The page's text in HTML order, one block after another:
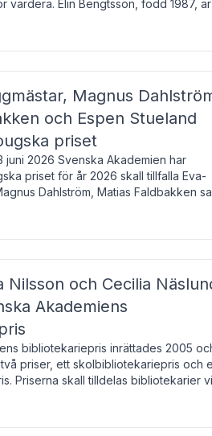
vardera. Elin Bengtsson, född 1987, är
Magnus
och Espen Stueland
priset
juni 2026 Svenska Akademien har
priset för år 2026 skall tillfalla Eva-
Dahlström, Matias Faldbakken
är 200 000 svenska kronor
Nilsson och Cecilia
Akademiens
bibliotekariepris inrättades 2005
priser, ett skolbibliotekariepris och
Priserna skall tilldelas bibliotekarier
som gjort värdefull